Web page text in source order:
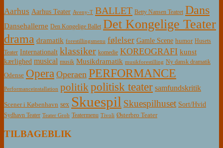
Aarhus Aarhus Teater Aveny-T BALLET Betty Nansen Teatret Dans
Dansehallerne Den Kongelige Ballet Det Kongelige Teater
drama dramatik forestillingsmenu følelser Gamle Scene humor Husets
Teater Internationalt klassiker komedie KOREOGRAFI kunst
kærlighed musical musik Musikdramatik musikforestilling Ny dansk dramatik
Odense Opera Operaen PERFORMANCE
Performanceinstallation politikpolitisk teater samfundskritik
Scener i København sex Skuespil Skuespilhuset Sort/Hvid
Sydhavn Teater Teater Grob Teatermenu Tivoli Østerbro Teater
TILBAGEBLIK